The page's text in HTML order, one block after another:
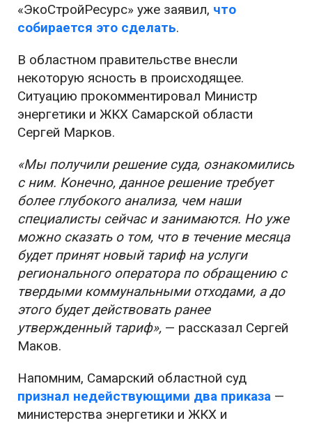
«ЭкоСтройРесурс» уже заявил, что
собирается это сделать.
В областном правительстве внесли
некоторую ясность в происходящее.
Ситуацию прокомментировал Министр
энергетики и ЖКХ Самарской области
Сергей Марков.
«Мы получили решение суда, ознакомились
с ним. Конечно, данное решение требует
более глубокого анализа, чем наши
специалисты сейчас и занимаются. Но уже
можно сказать о том, что в течение месяца
будет принят новый тариф на услуги
регионального оператора по обращению с
твердыми коммунальными отходами, а до
этого будет действовать ранее
утвержденный тариф», — рассказал Сергей
Маков.
Напомним, Самарский областной суд
признал недействующими два приказа —
министерства энергетики и ЖКХ и